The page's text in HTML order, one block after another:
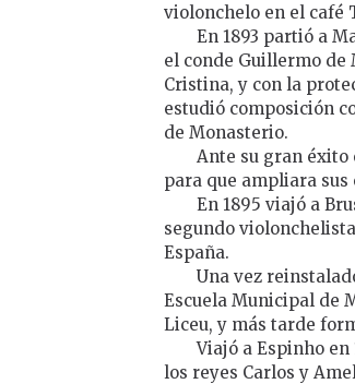
violonchelo en el café
En 1893 partió a
el conde Guillermo
Cristina, y con la
estudió composición
de Monasterio.
Ante su gran
para que ampliara
En 1895 viajó a
segundo
España.
Una vez
Escuela Municipal de
Liceu, y más tarde
Viajó a Espinho
los reyes Carlos y